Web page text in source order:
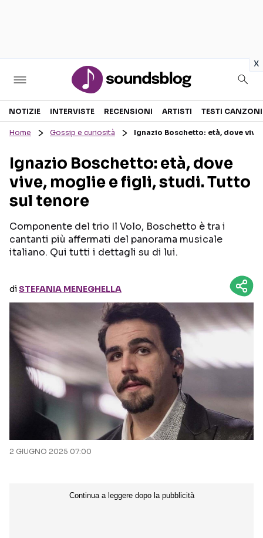
x
Sezioni
RECENSIONI MUSICALI
INTERVISTE
GOSSIP E CURIOSITÀ
TESTI CANZONI
TOUR ED EVENTI
Seguici sui social
NOTIZIE INTERVISTE RECENSIONI ARTISTI TESTI CANZONI
Home Gossip e curiosità Ignazio Boschetto: età, dove
Ignazio Boschetto: età, dove
vive, moglie e figli, studi. Tutto
sul tenore
Componente del trio Il Volo, Boschetto è tra i
cantanti più affermati del panorama musicale
italiano. Qui tutti i dettagli su di lui.
diSTEFANIA MENEGHELLA
2 GIUGNO 2025 07:00